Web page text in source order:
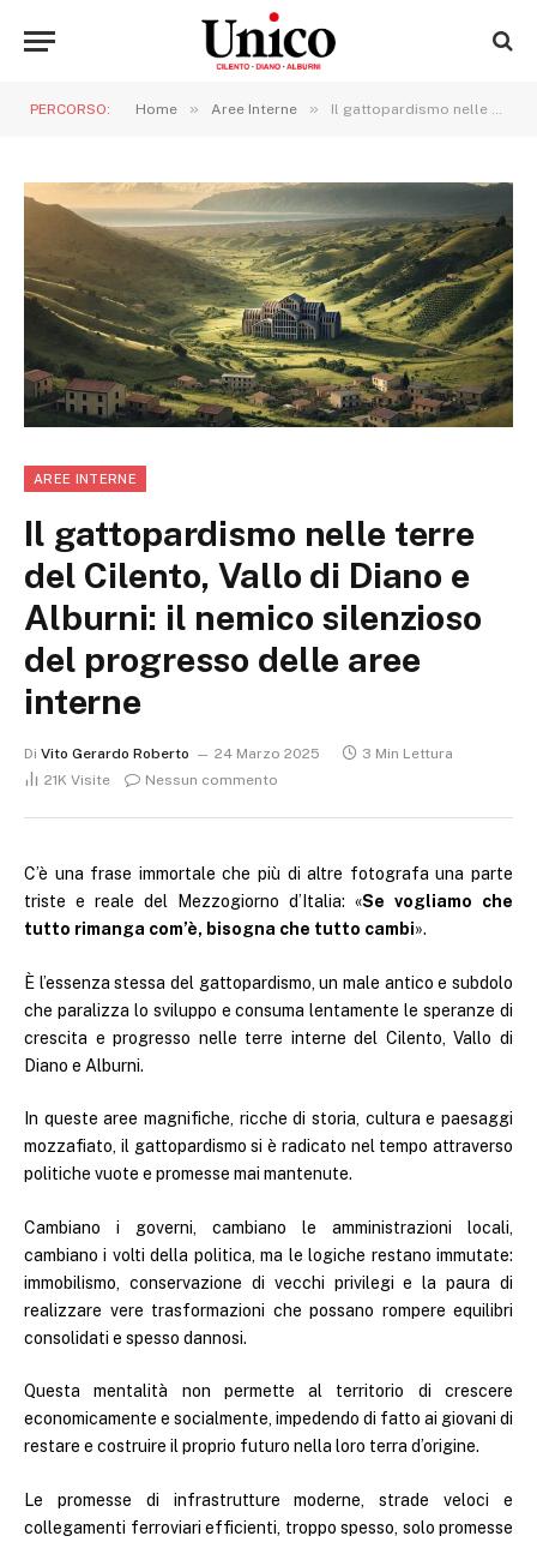
PERCORSO: Home » Aree Interne » Il gattopardismo nelle terre del Cilento, Vallo di Diano e Alburni: il nemico silenzioso del progresso delle aree interne
AREE INTERNE
Il gattopardismo nelle terre
del Cilento, Vallo di Diano e
Alburni: il nemico silenzioso
del progresso delle aree
interne
Di Vito Gerardo Roberto 24 Marzo 2025
3 Min Lettura
21K Visite Nessun commento
C’è una frase immortale che più di altre fotografa una parte
triste e reale del Mezzogiorno d’Italia: «Se vogliamo che
tutto rimanga com’è, bisogna che tutto cambi».
È l’essenza stessa del gattopardismo, un male antico e subdolo
che paralizza lo sviluppo e consuma lentamente le speranze di
crescita e progresso nelle terre interne del Cilento, Vallo di
Diano e Alburni.
In queste aree magnifiche, ricche di storia, cultura e paesaggi
mozzafiato, il gattopardismo si è radicato nel tempo attraverso
politiche vuote e promesse mai mantenute.
Cambiano i governi, cambiano le amministrazioni locali,
cambiano i volti della politica, ma le logiche restano immutate:
immobilismo, conservazione di vecchi privilegi e la paura di
realizzare vere trasformazioni che possano rompere equilibri
consolidati e spesso dannosi.
Questa mentalità non permette al territorio di crescere
economicamente e socialmente, impedendo di fatto ai giovani di
restare e costruire il proprio futuro nella loro terra d’origine.
Le promesse di infrastrutture moderne, strade veloci e
collegamenti ferroviari efficienti, troppo spesso, solo promesse